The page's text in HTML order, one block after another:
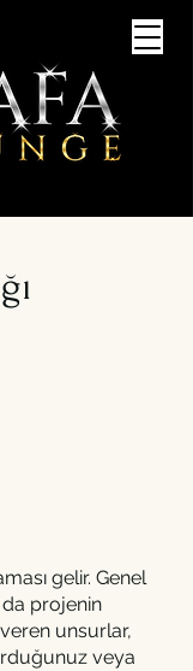
gelir. Genel
projenin
unsurlar,
veya